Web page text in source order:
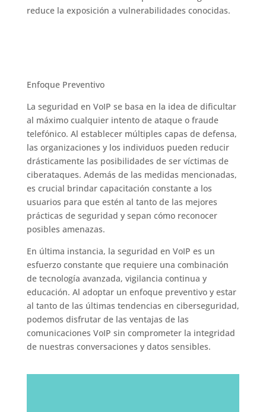
reduce la exposición a vulnerabilidades conocidas.
Enfoque Preventivo
La seguridad en VoIP se basa en la idea de dificultar
al máximo cualquier intento de ataque o fraude
telefónico. Al establecer múltiples capas de defensa,
las organizaciones y los individuos pueden reducir
drásticamente las posibilidades de ser víctimas de
ciberataques. Además de las medidas mencionadas,
es crucial brindar capacitación constante a los
usuarios para que estén al tanto de las mejores
prácticas de seguridad y sepan cómo reconocer
posibles amenazas.
En última instancia, la seguridad en VoIP es un
esfuerzo constante que requiere una combinación
de tecnología avanzada, vigilancia continua y
educación. Al adoptar un enfoque preventivo y estar
al tanto de las últimas tendencias en ciberseguridad,
podemos disfrutar de las ventajas de las
comunicaciones VoIP sin comprometer la integridad
de nuestras conversaciones y datos sensibles.